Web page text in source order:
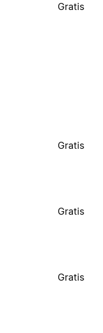
Gratis
Gratis
Gratis
Gratis